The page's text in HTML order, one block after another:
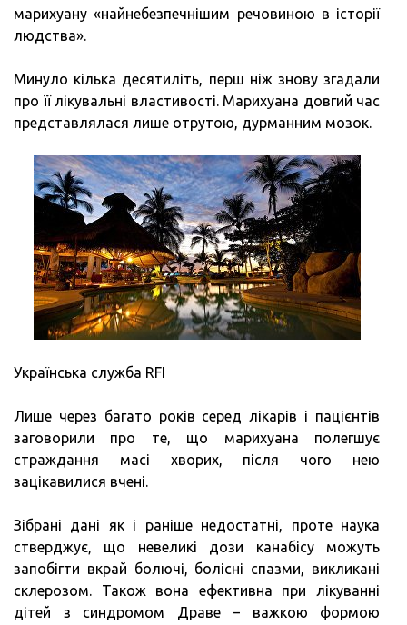
марихуану «найнебезпечнішим речовиною в історії
людства».
Минуло кілька десятиліть, перш ніж знову згадали
про її лікувальні властивості. Марихуана довгий час
представлялася лише отрутою, дурманним мозок.
Українська служба RFI
Лише через багато років серед лікарів і пацієнтів
заговорили про те, що марихуана полегшує
страждання масі хворих, після чого нею
зацікавилися вчені.
Зібрані дані як і раніше недостатні, проте наука
стверджує, що невеликі дози канабісу можуть
запобігти вкрай болючі, болісні спазми, викликані
склерозом. Також вона ефективна при лікуванні
дітей з синдромом Драве – важкою формою